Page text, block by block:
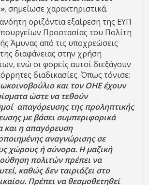
, σημείωσε χαρακτηριστικά.
οριζόντια εξαίρεση της ΕΥΠ
Προστασίας του Πολίτη
Άμυνας από τις υποχρεώσεις
διαφάνειας στην χρήση
ενώ οι φορείς αυτοί διεξάγουν
διαδικασίες. Όπως τόνισε:
και τον ΟΗΕ έχουν
ώστε να τεθούν
απαγόρευσης της προληπτικής
με βάσει συμπεριφορικά
και η απαγόρευση
αναγνώρισης σε
χώρους ή σύνορα. Η μαζική
πολιτών πρέπει να
καθώς δεν ταιριάζει στο
Πρέπει να θεσμοθετηθεί